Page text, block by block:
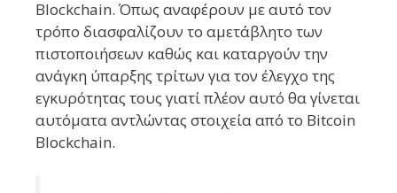
Blockchain. Όπως αναφέρουν με αυτό τον
τρόπο διασφαλίζουν το αμετάβλητο των
πιστοποιήσεων καθώς και καταργούν την
ανάγκη ύπαρξης τρίτων για τον έλεγχο της
εγκυρότητας τους γιατί πλέον αυτό θα γίνεται
αυτόματα αντλώντας στοιχεία από το Bitcoin
Blockchain.